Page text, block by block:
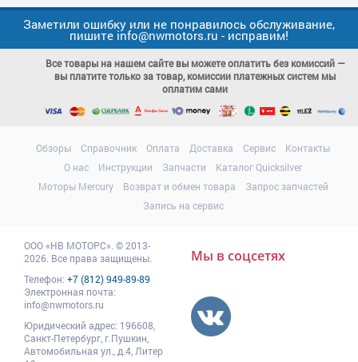
Заметили ошибку или не понравилось обслуживание,
пишите info@nwmotors.ru - исправим!
Все товары на нашем сайте вы можете оплатить без комиссий —
вы платите только за товар, комиссии платежных систем мы
оплатим сами
Обзоры Справочник Оплата Доставка Сервис
Контакты
О нас
Инструкции Запчасти
Каталог Quicksilver
Моторы Mercury
Возврат и обмен товара
Запрос запчастей
Запись на сервис
ООО«НВ МОТОРС» © 2013-
2026. Все права защищены.
Телефон: +7 (812) 949-89-89
Электронная почта:
info@nwmotors.ru
Юридический адрес: 196608
Санкт-Петербург, г.Пушкин
Автомобильная ул., д.4, Литер
Мы в соцсетях